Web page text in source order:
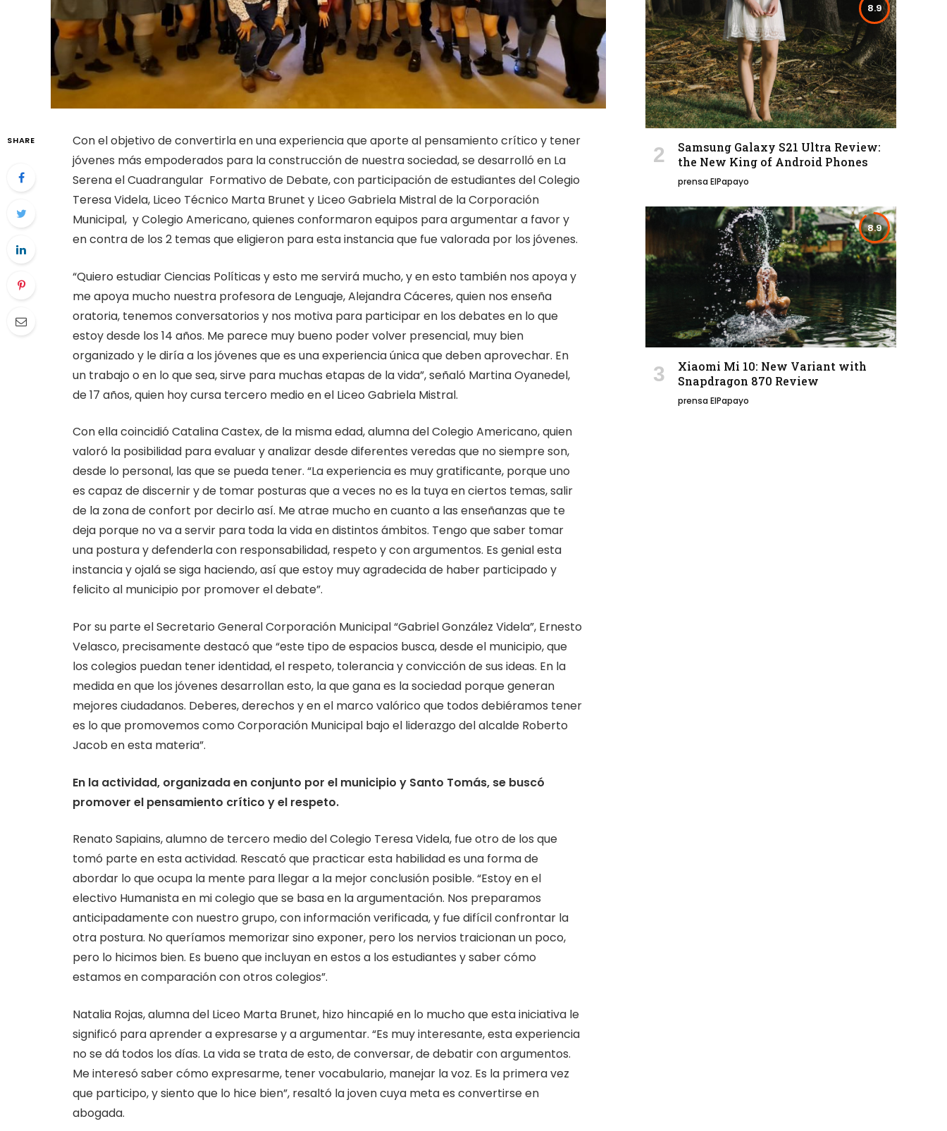
SHARE
Con el objetivo de convertirla en una experiencia que aporte al pensamiento crítico y tener
jóvenes más empoderados para la construcción de nuestra sociedad, se desarrolló en La
Serena el Cuadrangular Formativo de Debate, con participación de estudiantes del Colegio
Teresa Videla, Liceo Técnico Marta Brunet y Liceo Gabriela Mistral de la Corporación
Municipal, y Colegio Americano, quienes conformaron equipos para argumentar a favor y
en contra de los 2 temas que eligieron para esta instancia que fue valorada por los jóvenes.
“Quiero estudiar Ciencias Políticas y esto me servirá mucho, y en esto también nos apoya y
me apoya mucho nuestra profesora de Lenguaje, Alejandra Cáceres, quien nos enseña
oratoria, tenemos conversatorios y nos motiva para participar en los debates en lo que
estoy desde los 14 años. Me parece muy bueno poder volver presencial, muy bien
organizado y le diría a los jóvenes que es una experiencia única que deben aprovechar. En
un trabajo o en lo que sea, sirve para muchas etapas de la vida”, señaló Martina Oyanedel,
de 17 años, quien hoy cursa tercero medio en el Liceo Gabriela Mistral.
Con ella coincidió Catalina Castex, de la misma edad, alumna del Colegio Americano, quien
valoró la posibilidad para evaluar y analizar desde diferentes veredas que no siempre son,
desde lo personal, las que se pueda tener. “La experiencia es muy gratificante, porque uno
es capaz de discernir y de tomar posturas que a veces no es la tuya en ciertos temas, salir
de la zona de confort por decirlo así. Me atrae mucho en cuanto a las enseñanzas que te
deja porque no va a servir para toda la vida en distintos ámbitos. Tengo que saber tomar
una postura y defenderla con responsabilidad, respeto y con argumentos. Es genial esta
instancia y ojalá se siga haciendo, así que estoy muy agradecida de haber participado y
felicito al municipio por promover el debate”.
Por su parte el Secretario General Corporación Municipal “Gabriel González Videla”, Ernesto
Velasco, precisamente destacó que “este tipo de espacios busca, desde el municipio, que
los colegios puedan tener identidad, el respeto, tolerancia y convicción de sus ideas. En la
medida en que los jóvenes desarrollan esto, la que gana es la sociedad porque generan
mejores ciudadanos. Deberes, derechos y en el marco valórico que todos debiéramos tener
es lo que promovemos como Corporación Municipal bajo el liderazgo del alcalde Roberto
Jacob en esta materia”.
En la actividad, organizada en conjunto por el municipio y Santo Tomás, se buscó
promover el pensamiento crítico y el respeto.
Renato Sapiains, alumno de tercero medio del Colegio Teresa Videla, fue otro de los que
tomó parte en esta actividad. Rescató que practicar esta habilidad es una forma de
abordar lo que ocupa la mente para llegar a la mejor conclusión posible. “Estoy en el
electivo Humanista en mi colegio que se basa en la argumentación. Nos preparamos
anticipadamente con nuestro grupo, con información verificada, y fue difícil confrontar la
otra postura. No queríamos memorizar sino exponer, pero los nervios traicionan un poco,
pero lo hicimos bien. Es bueno que incluyan en estos a los estudiantes y saber cómo
estamos en comparación con otros colegios”.
Natalia Rojas, alumna del Liceo Marta Brunet, hizo hincapié en lo mucho que esta iniciativa le
significó para aprender a expresarse y a argumentar. “Es muy interesante, esta experiencia
no se dá todos los días. La vida se trata de esto, de conversar, de debatir con argumentos.
Me interesó saber cómo expresarme, tener vocabulario, manejar la voz. Es la primera vez
que participo, y siento que lo hice bien”, resaltó la joven cuya meta es convertirse en
abogada.
8.9
Samsung Galaxy S21 Ultra Review:
the New King of Android Phones
prensa ElPapayo
8.9
Xiaomi Mi 10: New Variant with
Snapdragon 870 Review
prensa ElPapayo